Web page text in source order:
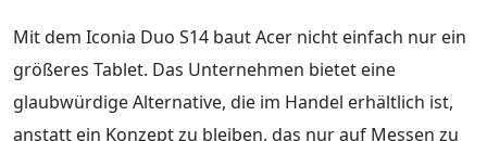
Mit dem Iconia Duo S14 baut Acer nicht einfach nur ein
größeres Tablet. Das Unternehmen bietet eine
glaubwürdige Alternative, die im Handel erhältlich ist,
anstatt ein Konzept zu bleiben, das nur auf Messen zu